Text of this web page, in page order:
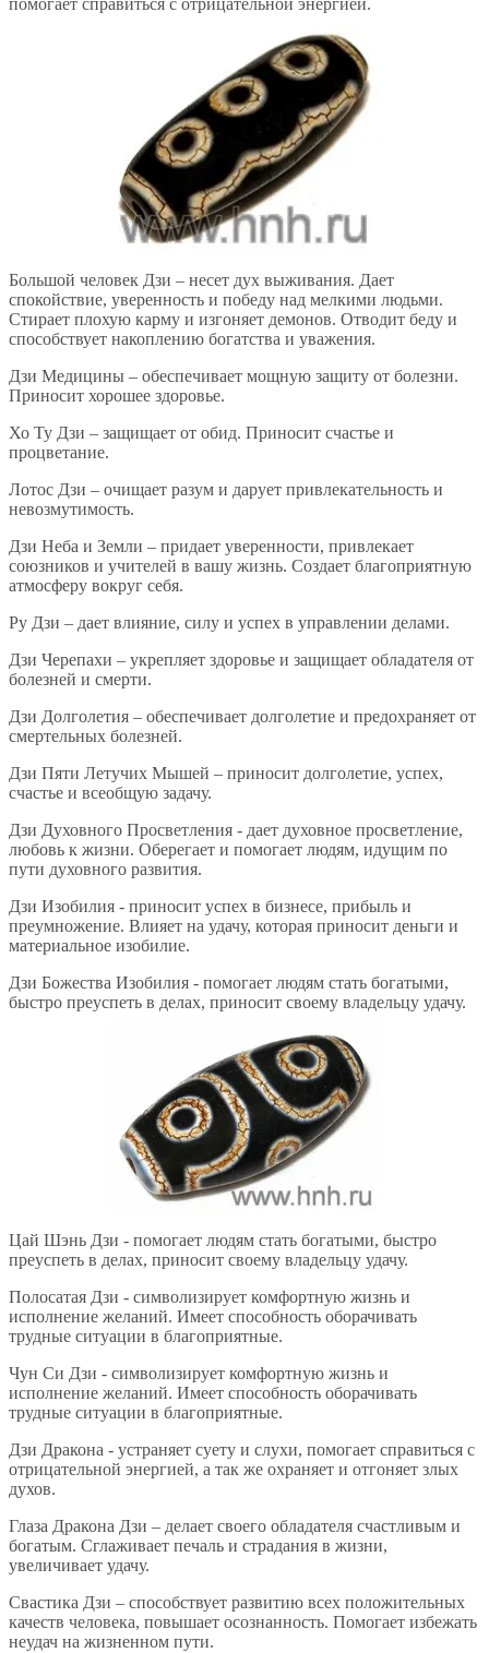
помогает справиться с отрицательной энергией.
Большой человек Дзи – несет дух выживания. Дает
спокойствие, уверенность и победу над мелкими людьми.
Стирает плохую карму и изгоняет демонов. Отводит беду и
способствует накоплению богатства и уважения.
Дзи Медицины – обеспечивает мощную защиту от болезни.
Приносит хорошее здоровье.
Хо Ту Дзи – защищает от обид. Приносит счастье и
процветание.
Лотос Дзи – очищает разум и дарует привлекательность и
невозмутимость.
Дзи Неба и Земли – придает уверенности, привлекает
союзников и учителей в вашу жизнь. Создает благоприятную
атмосферу вокруг себя.
Ру Дзи – дает влияние, силу и успех в управлении делами.
Дзи Черепахи – укрепляет здоровье и защищает обладателя от
болезней и смерти.
Дзи Долголетия – обеспечивает долголетие и предохраняет от
смертельных болезней.
Дзи Пяти Летучих Мышей – приносит долголетие, успех,
счастье и всеобщую задачу.
Дзи Духовного Просветления - дает духовное просветление,
любовь к жизни. Оберегает и помогает людям, идущим по
пути духовного развития.
Дзи Изобилия - приносит успех в бизнесе, прибыль и
преумножение. Влияет на удачу, которая приносит деньги и
материальное изобилие.
Дзи Божества Изобилия - помогает людям стать богатыми,
быстро преуспеть в делах, приносит своему владельцу удачу.
Цай Шэнь Дзи - помогает людям стать богатыми, быстро
преуспеть в делах, приносит своему владельцу удачу.
Полосатая Дзи - символизирует комфортную жизнь и
исполнение желаний. Имеет способность оборачивать
трудные ситуации в благоприятные.
Чун Си Дзи - символизирует комфортную жизнь и
исполнение желаний. Имеет способность оборачивать
трудные ситуации в благоприятные.
Дзи Дракона - устраняет суету и слухи, помогает справиться с
отрицательной энергией, а так же охраняет и отгоняет злых
духов.
Глаза Дракона Дзи – делает своего обладателя счастливым и
богатым. Сглаживает печаль и страдания в жизни,
увеличивает удачу.
Свастика Дзи – способствует развитию всех положительных
качеств человека, повышает осознанность. Помогает избежать
неудач на жизненном пути.